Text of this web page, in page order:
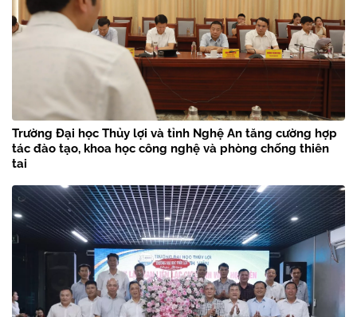
Trường Đại học Thủy lợi và tỉnh Nghệ An tăng cường hợp
tác đào tạo, khoa học công nghệ và phòng chống thiên
tai